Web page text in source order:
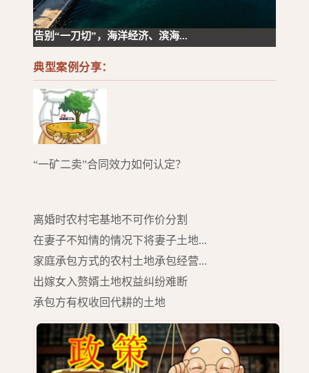
告别“一刀切”，海洋经济、滨海...
典型案例分享：
“一矿二卖”合同效力如何认定？
离婚时农村宅基地不可作价分割
在妻子不知情的情况下将妻子土地...
家庭承包方式的农村土地承包经营...
出嫁女入赘婿土地权益纠纷难断
承包方有权收回代耕的土地